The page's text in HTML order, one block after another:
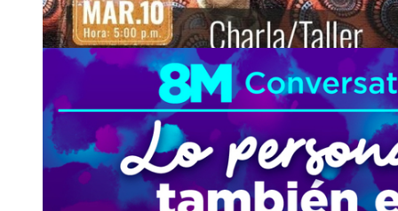
10MAR
Invitación: Cine al aire libre
Parqueo de la Facultad de Educación.
Jueves 13 de marzo, 6:30 p. m. Parqueo de la Facultad de
6:30 p.m. Parqueo de la Facultad de Educación.
Asistencia:presencial
2511-5323
jkld.vas @ucrprqr.ac.cr